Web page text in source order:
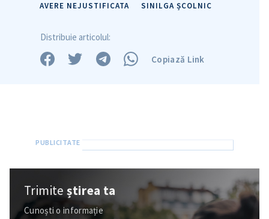
AVERE NEJUSTIFICATA SINILGA ȘCOLNIC
Distribuie articolul:
Copiază Link
Trimiteștirea ta
Cunoști o informație